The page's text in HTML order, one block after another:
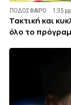
ΠΟΔΟΣΦΑΙΡΟ 1:35 μμ
Τακτική και
όλο το